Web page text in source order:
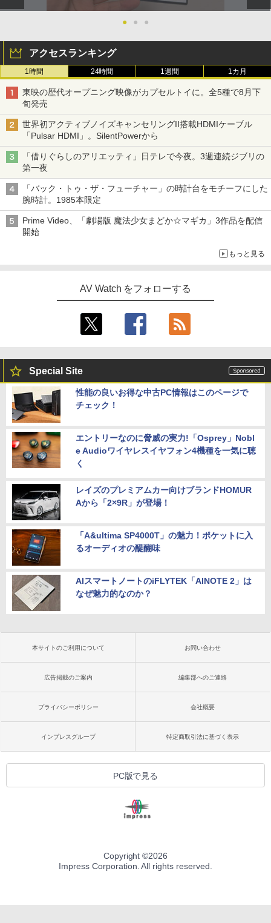
● ● ●
アクセスランキング
1時間 24時間 1週間 1カ月
東映の歴代オープニング映像がカプセルトイに。全5種で8月下
旬発売
世界初アクティブノイズキャンセリングII搭載HDMIケーブル
「Pulsar HDMI」。SilentPowerから
「借りぐらしのアリエッティ」日テレで今夜。3週連続ジブリの
第一夜
「バック・トゥ・ザ・フューチャー」の時計台をモチーフにした
腕時計。1985本限定
Prime Video、「劇場版 魔法少女まどか☆マギカ」3作品を配信
開始
もっと見る
AV Watch をフォローする
Special Site
性能の良いお得な中古PC情報はこのページで
チェック！
エントリーなのに脅威の実力!「Osprey」Nobl
e Audioワイヤレスイヤフォン4機種を一気に聴
く
レイズのプレミアムカー向けブランドHOMUR
Aから「2×9R」が登場！
「A&ultima SP4000T」の魅力！ポケットに入
るオーディオの醍醐味
AIスマートノートのiFLYTEK「AINOTE 2」は
なぜ魅力的なのか？
本サイトのご利用について お問い合わせ
広告掲載のご案内 編集部へのご連絡
プライバシーポリシー 会社概要
インプレスグループ 特定商取引法に基づく表示
PC版で見る
Copyright ©2026
Impress Corporation. All rights reserved.